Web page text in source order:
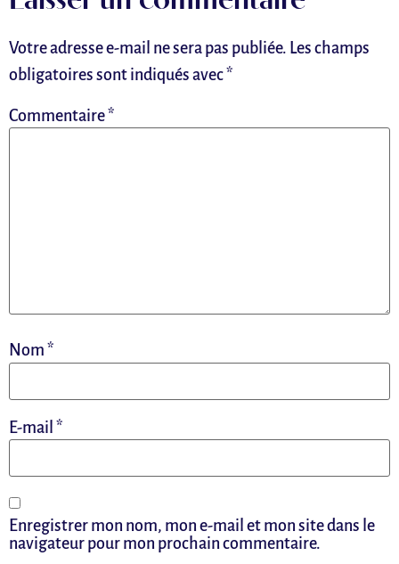
Votre adresse e-mail ne sera pas publiée. Les champs
obligatoires sont indiqués avec *
Commentaire*
Nom *
E-mail *
Enregistrer mon nom, mon e-mail et mon site dans le
navigateur pour mon prochain commentaire.